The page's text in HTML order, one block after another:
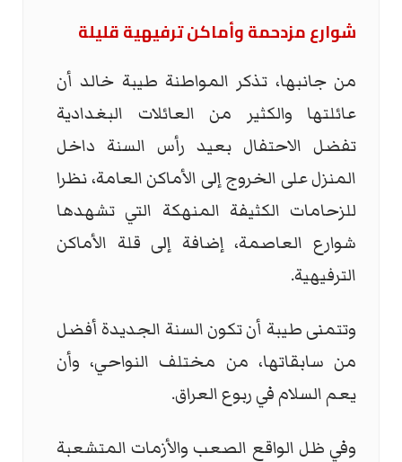
شوارع مزدحمة وأماكن ترفيهية قليلة
من جانبها، تذكر المواطنة طيبة خالد أن
عائلتها والكثير من العائلات البغدادية
تفضل الاحتفال بعيد رأس السنة داخل
المنزل على الخروج إلى الأماكن العامة، نظرا
للزحامات الكثيفة المنهكة التي تشهدها
شوارع العاصمة، إضافة إلى قلة الأماكن
الترفيهية.
وتتمنى طيبة أن تكون السنة الجديدة أفضل
من سابقاتها، من مختلف النواحي، وأن
يعم السلام في ربوع العراق.
وفي ظل الواقع الصعب والأزمات المتشعبة